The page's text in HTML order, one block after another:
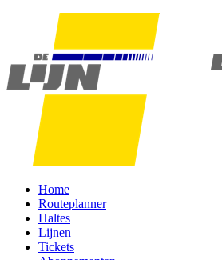
Home
Routeplanner
Haltes
Lijnen
Tickets